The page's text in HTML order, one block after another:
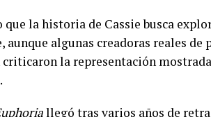
que la historia de Cassie busca
aunque algunas creadoras reales de
la representación
llegó tras varios años de